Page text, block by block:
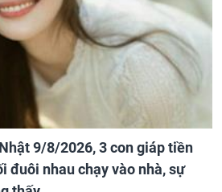
9/8/2026, 3 con giáp tiền
đuôi nhau chạy vào nhà, sự